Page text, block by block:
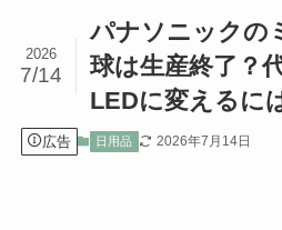
パナソニックの
球は生産終了？
LEDに変えるに
2026
7/14
広告 日用品 2026年7月14日